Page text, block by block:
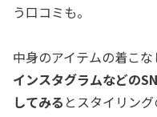
う口コミも。
中身のアイテムの着こな
インスタグラムなどの
してみる とスタイリン